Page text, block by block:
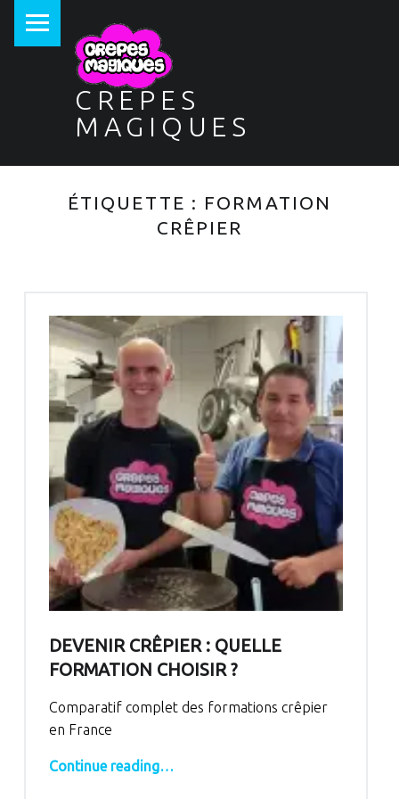
CREPES
MAGIQUES
ÉTIQUETTE : FORMATION
CRÊPIER
DEVENIR CRÊPIER : QUELLE
FORMATION CHOISIR ?
Comparatif complet des formations crêpier
en France
Continue reading“Devenir crêpier : quelle formation choisir ?”…